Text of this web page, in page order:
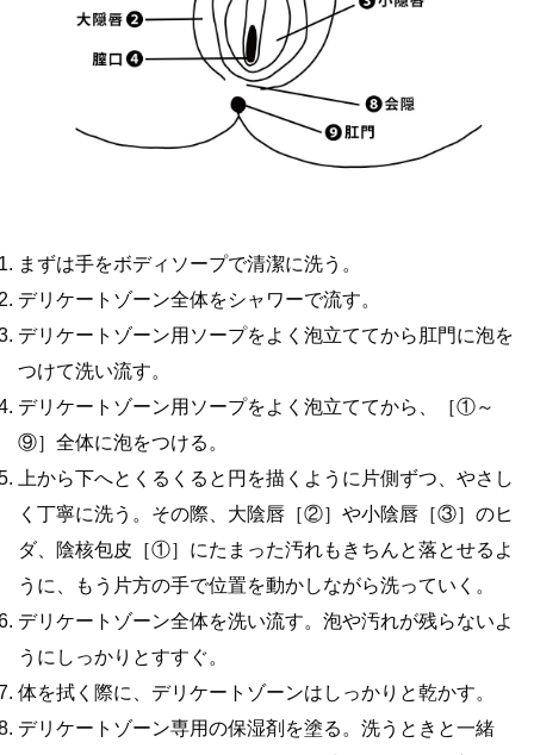
まずは手をボディソープで清潔に洗う。
デリケートゾーン全体をシャワーで流す。
デリケートゾーン用ソープをよく泡立ててから肛門に泡を
つけて洗い流す。
デリケートゾーン用ソープをよく泡立ててから、［①～
⑨］全体に泡をつける。
上から下へとくるくると円を描くように片側ずつ、やさし
く丁寧に洗う。その際、大陰唇［②］や小陰唇［③］のヒ
ダ、陰核包皮［①］にたまった汚れもきちんと落とせるよ
うに、もう片方の手で位置を動かしながら洗っていく。
デリケートゾーン全体を洗い流す。泡や汚れが残らないよ
うにしっかりとすすぐ。
体を拭く際に、デリケートゾーンはしっかりと乾かす。
デリケートゾーン専用の保湿剤を塗る。洗うときと一緒